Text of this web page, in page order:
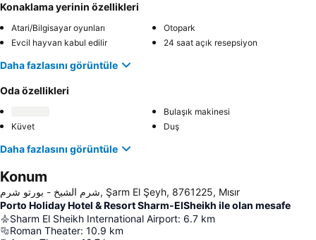
Konaklama yerinin özellikleri
Atari/Bilgisayar oyunları
Otopark
Evcil hayvan kabul edilir
24 saat açık resepsiyon
Daha fazlasını görüntüle
Oda özellikleri
Bulaşık makinesi
Küvet
Duş
Daha fazlasını görüntüle
Konum
شرم الشيخ - بورتو شرم, Şarm El Şeyh, 8761225, Mısır
Porto Holiday Hotel & Resort Sharm-ElSheikh ile olan mesafe
Sharm El Sheikh International Airport: 6.7 km
Roman Theater: 10.9 km